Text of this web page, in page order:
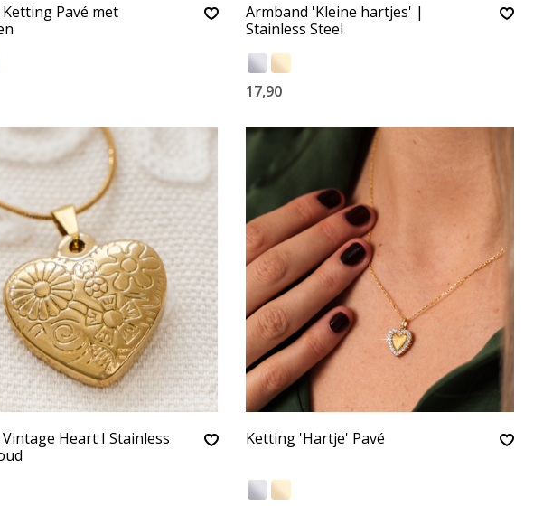
Pavé met
Armband 'Kleine hartjes' |
Stainless Steel
17,90
Heart I Stainless
Ketting 'Hartje' Pavé